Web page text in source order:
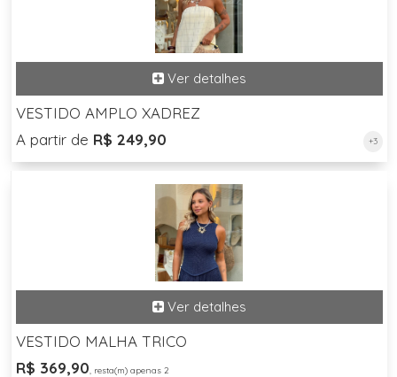
VESTIDO AMPLO XADREZ
A partir de R$ 249,90 +3
VESTIDO MALHA TRICO
R$ 369,90, resta(m) apenas 2